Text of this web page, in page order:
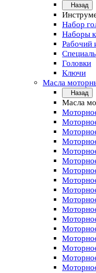
Назад
Набор
Наборы
Рабочий
Головки
Ключи
Масла
Назад
Масла